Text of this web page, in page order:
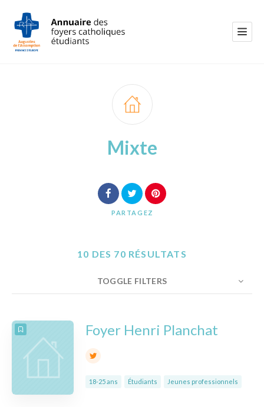
Mixte
PARTAGEZ
10 DES 70 RÉSULTATS
TOGGLE FILTERS
NOMBRE 10 Foyer Henri Planchat
18-25 ans Étudiants Jeunes professionnels